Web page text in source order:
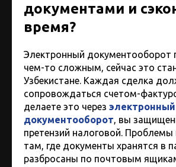
документами и
время?
Электронный документооборот
чем-то сложным, сейчас это
Узбекистане. Каждая сделка
сопровождаться счетом-
делаете это через электронный
документооборот, вы
претензий налоговой.
там, где документы хранятся в
разбросаны по почтовым